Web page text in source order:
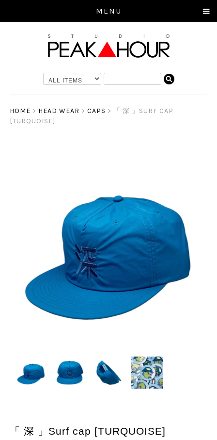
MENU
HOME > HEAD WEAR > CAPS > 「 深 」SURF CAP
[TURQUOISE]
「 深 」Surf cap [TURQUOISE]